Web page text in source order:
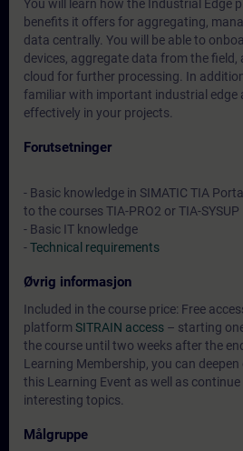
You will learn how the Industrial Edge
benefits it offers for aggregating,
data centrally. You will be able to
devices, aggregate data from the
cloud for further processing. In
familiar with important industrial edge
effectively in your projects.
Forutsetninger
- Basic knowledge in SIMATIC TIA
to the courses TIA-PRO2 or TIA-SYSUP
- Basic IT knowledge
-Technical requirements
Øvrig informasjon
Included in the course price: Free
platform SITRAIN access – starting
the course until two weeks after the
Learning Membership, you can
this Learning Event as well as
interesting topics.
Målgruppe